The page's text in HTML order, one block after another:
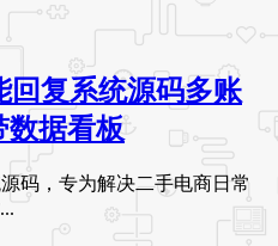
回复系统源码多账
数据看板
码，专为解决二手电商日常